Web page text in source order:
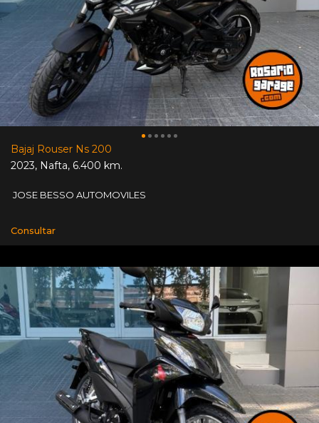
Bajaj Rouser Ns 200
2023, Nafta, 6.400 km.
JOSE BESSO AUTOMOVILES
Consultar